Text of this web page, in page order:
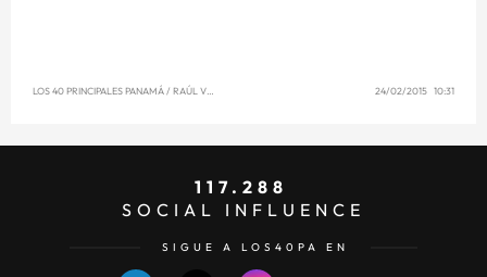
LOS 40 PRINCIPALES PANAMÁ/ RAÚL VENCE 24/02/2015 10:31
117.288
SOCIAL INFLUENCE
SIGUE A LOS40PA EN